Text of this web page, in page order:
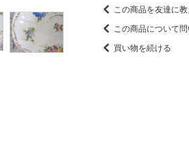
この商品を友達に
この商品について
買い物を続ける